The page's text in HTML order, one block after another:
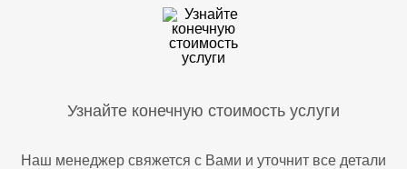
Узнайте конечную стоимость услуги
Наш менеджер свяжется с Вами и уточнит все детали